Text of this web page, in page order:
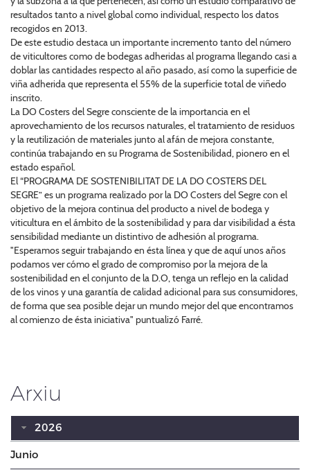
resultados tanto a nivel global como individual, respecto los datos
recogidos en 2013.
De este estudio destaca un importante incremento tanto del número
de viticultores como de bodegas adheridas al programa llegando casi a
doblar las cantidades respecto al año pasado, así como la superficie de
viña adherida que representa el 55% de la superficie total de viñedo
inscrito.
La DO Costers del Segre consciente de la importancia en el
aprovechamiento de los recursos naturales, el tratamiento de residuos
y la reutilización de materiales junto al afán de mejora constante,
continúa trabajando en su Programa de Sostenibilidad, pionero en el
estado español.
El “PROGRAMA DE SOSTENIBILITAT DE LA DO COSTERS DEL
SEGRE” es un programa realizado por la DO Costers del Segre con el
objetivo de la mejora continua del producto a nivel de bodega y
viticultura en el ámbito de la sostenibilidad y para dar visibilidad a ésta
sensibilidad mediante un distintivo de adhesión al programa.
"Esperamos seguir trabajando en ésta línea y que de aquí unos años
podamos ver cómo el grado de compromiso por la mejora de la
sostenibilidad en el conjunto de la D.O, tenga un reflejo en la calidad
de los vinos y una garantía de calidad adicional para sus consumidores,
de forma que sea posible dejar un mundo mejor del que encontramos
al comienzo de ésta iniciativa" puntualizó Farré.
Arxiu
2026
Junio